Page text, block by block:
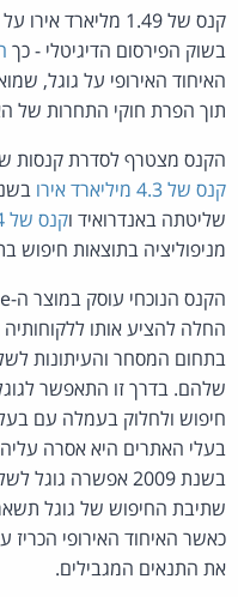
קנס של 1.49
בשוק הפירסום הדיגיטלי - כך
האיחוד האירופי על גוגל,
תוך הפרת חוקי התחרות של
הקנס מצטרף לסדרת קנסות
קנס של 4.3 מיליארד אירו
שליטתה באנדרואיד וקנס של 2.4 מילארד אירו
מניפוליציה בתוצאות חיפוש
בתחום המסחר והעיתונות
שלהם. בדרך זו התאפשר
חיפוש ולחלוק בעמלה עם
בעלי האתרים היא אסרה
בשנת 2009 אפשרה
כאשר האיחוד האירופי הכריז
את התנאים המגבילים.